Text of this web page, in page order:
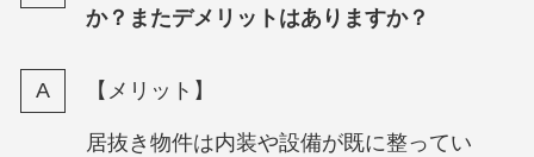
か？またデメリットはありますか？
【メリット】
居抜き物件は内装や設備が既に整ってい